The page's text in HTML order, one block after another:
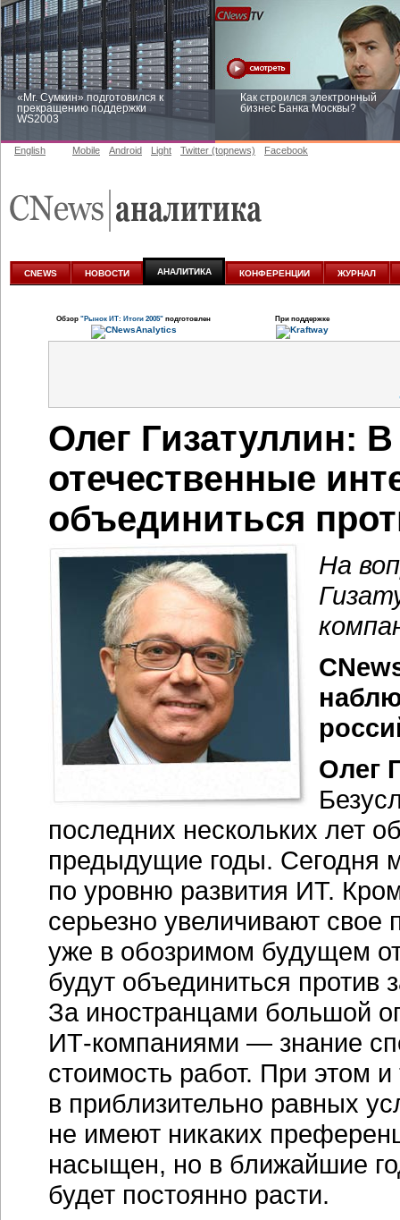
«Mr. Сумкин» подготовился к
прекращению поддержки
WS2003
Как строился электронный
бизнес Банка Москвы?
аналитике
English Mobile Android Light Twitter (topnews) Facebook
CNEWS НОВОСТИ АНАЛИТИКА КОНФЕРЕНЦИИ ЖУРНАЛ
Обзор "Рынок ИТ: Итоги 2005" подготовлен При поддержке
Олег Гизатуллин:
отечественные
объединиться
На
Олег
последних нескольких лет
предыдущие годы. Сегодня
по уровню развития ИТ.
серьезно увеличивают свое
уже в обозримом будущем
будут объединиться против
За иностранцами большой
ИТ-компаниями — знание
стоимость работ. При этом
в приблизительно равных
не имеют никаких
насыщен, но в ближайшие
будет постоянно расти.